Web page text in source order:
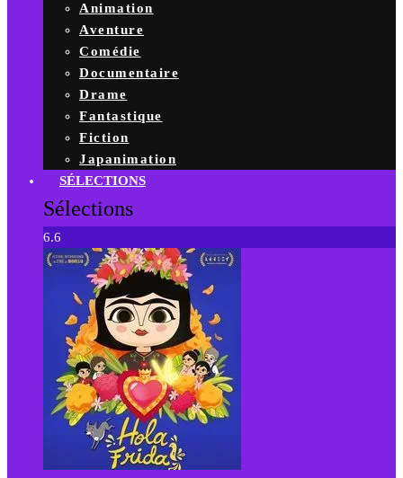
Animation
Aventure
Comédie
Documentaire
Drame
Fantastique
Fiction
Japanimation
SÉLECTIONS
Sélections
6.6